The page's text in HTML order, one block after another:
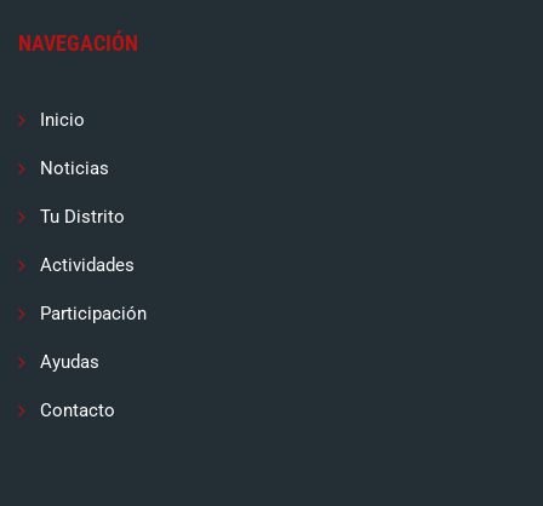
NAVEGACIÓN
Inicio
Noticias
Tu Distrito
Actividades
Participación
Ayudas
Contacto